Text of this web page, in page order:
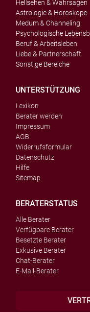
Hellsehen & Wahrsagen
Astrologie & Horoskope
Medum & Channeling
Psychologische
Beruf & Arbeitsleben
Liebe & Partnerschaft
Sonstige Bereiche
UNTERSTÜTZUNG
Lexikon
Berater werden
Impressum
AGB
Widerrufsformular
Datenschutz
Hilfe
Sitemap
BERATERSTATUS
Alle Berater
Verfügbare Berater
Besetzte Berater
Exkusive Berater
Chat-Berater
E-Mail-Berater